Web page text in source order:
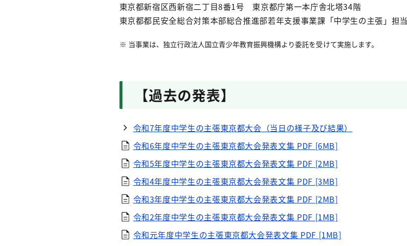
東京都新宿区西新宿二丁目8番1号 東京都庁第一本庁舎北塔34階
東京都都民安全総合対策本部総合推進部若年支援事業課「中学生の主張」担当
当事業は、独立行政法人国立青少年教育振興機構より委託を受けて実施します。
【過去の発表】
令和7年度中学生の主張東京都大会（当日の様子及び結果）
令和6年度中学生の主張東京都大会発表文集 PDF [6MB]
令和5年度中学生の主張東京都大会発表文集 PDF [2MB]
令和4年度中学生の主張東京都大会発表文集 PDF [3MB]
令和3年度中学生の主張東京都大会発表文集 PDF [2MB]
令和2年度中学生の主張東京都大会発表文集 PDF [1MB]
令和元年度中学生の主張東京都大会発表文集 PDF [1MB]